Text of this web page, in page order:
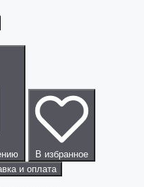
В избранное
и оплата